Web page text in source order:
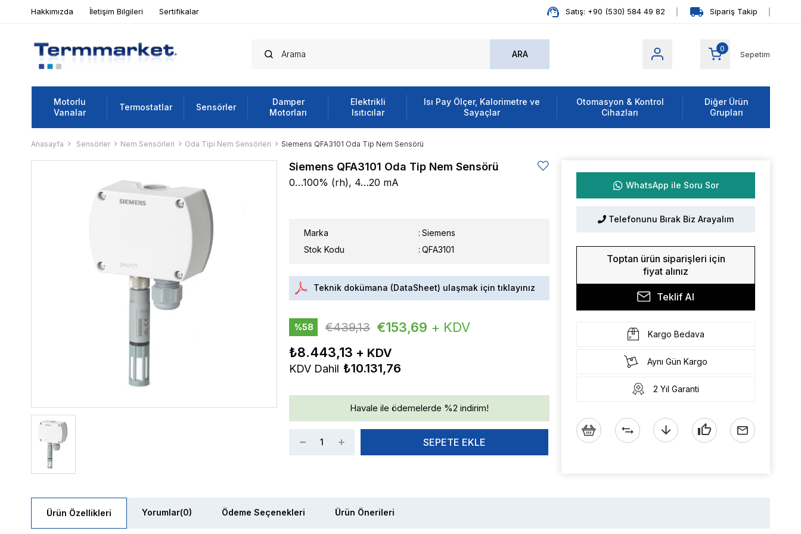
Hakkımızda İletişim Bilgileri Sertifikalar Satış: +90 (530) 584 49 82 Sipariş Takip
Sepetim
0
Motorlu
Vanalar
Termostatlar Sensörler
Damper
Motorları
Elektrikli
Isıtıcılar
Isı Pay Ölçer, Kalorimetre ve
Sayaçlar
Otomasyon & Kontrol
Cihazları
Diğer Ürün
Grupları
Anasayfa Sensörler Nem Sensörleri Oda Tipi Nem Sensörleri Siemens QFA3101 Oda Tip Nem Sensörü
Siemens QFA3101 Oda Tip Nem Sensörü
0…100% (rh), 4…20 mA
Marka : Siemens
Stok Kodu
QFA3101
Teknik dokümana (DataSheet) ulaşmak için tıklayınız
%58
€439,13 €153,69 + KDV
₺8.443,13
KDV Dahil ₺10.131,76
Havale ile ödemelerde %2 indirim!
WhatsApp ile Soru Sor
Telefonunu Bırak Biz Arayalım
Toptan ürün siparişleri için
fiyat alınız
Teklif Al
Kargo Bedava
Aynı Gün Kargo
2 Yıl Garanti
Ürün Özellikleri Yorumlar(0) Ödeme Seçenekleri Ürün Önerileri